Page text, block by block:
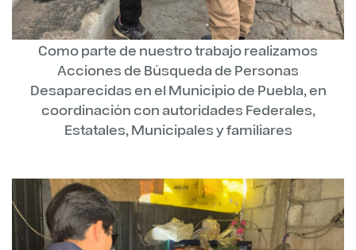
Como parte de nuestro trabajo realizamos
Acciones de Búsqueda de Personas
Desaparecidas en el Municipio de Puebla, en
coordinación con autoridades Federales,
Estatales, Municipales y familiares